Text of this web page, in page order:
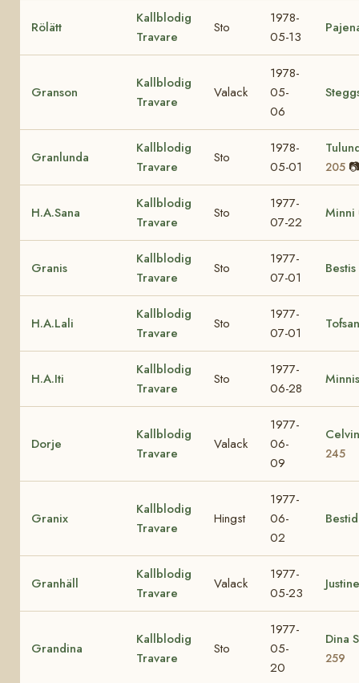
Rölätt
Kallblodig
Travare
Sto
1978-
05-13
Granson
Kallblodig
Travare
Valack
1978-
05-
06
Granlunda
Kallblodig
Travare
Sto
1978-
05-01
205
H.A.Sana
Kallblodig
Travare
Sto
1977-
07-22
Minni
Granis
Kallblodig
Travare
Sto
1977-
07-01
Bestis
H.A.Lali
Kallblodig
Travare
Sto
1977-
07-01
Tofsan
H.A.Iti
Kallblodig
Travare
Sto
1977-
06-28
Dorje
Kallblodig
Travare
Valack
1977-
06-
09
245
Granix
Kallblodig
Travare
Hingst
1977-
06-
02
Granhäll
Kallblodig
Travare
Valack
1977-
05-23
Grandina
Kallblodig
Travare
Sto
1977-
05-
20
Dina
259